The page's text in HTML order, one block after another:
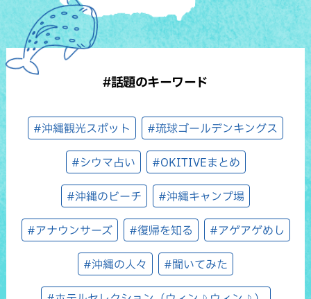
#話題のキーワード
#沖縄観光スポット #琉球ゴールデンキングス
#シウマ占い #OKITIVEまとめ
#沖縄のビーチ #沖縄キャンプ場
#アナウンサーズ #復帰を知る #アゲアゲめし
#沖縄の人々 #聞いてみた